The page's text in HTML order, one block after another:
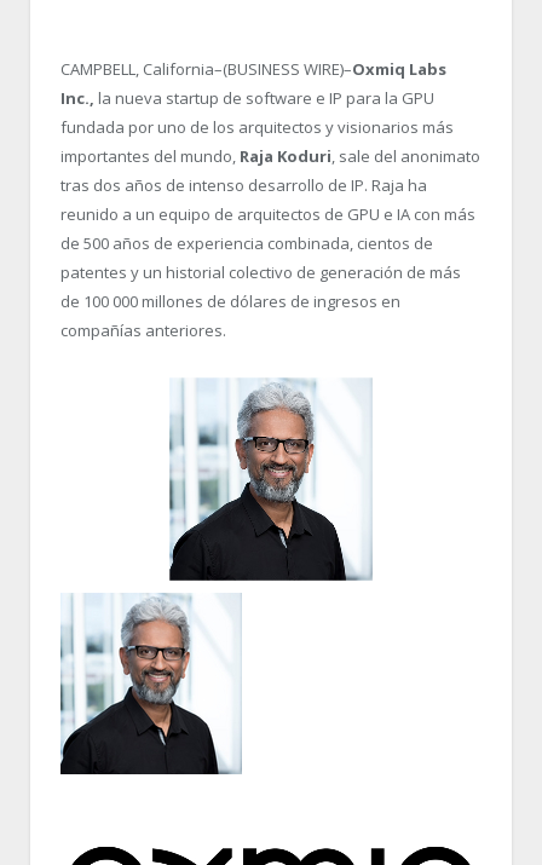
CAMPBELL, California–(BUSINESS WIRE)–Oxmiq Labs
Inc., la nueva startup de software e IP para la GPU
fundada por uno de los arquitectos y visionarios más
importantes del mundo, Raja Koduri, sale del anonimato
tras dos años de intenso desarrollo de IP. Raja ha
reunido a un equipo de arquitectos de GPU e IA con más
de 500 años de experiencia combinada, cientos de
patentes y un historial colectivo de generación de más
de 100 000 millones de dólares de ingresos en
compañías anteriores.